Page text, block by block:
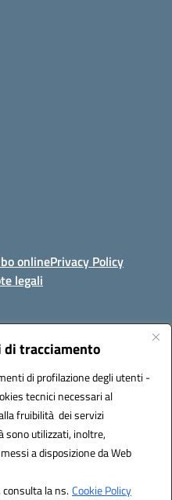
tracciamento
di profilazione degli utenti -
tecnici necessari al
fruibilità dei servizi
sono utilizzati, inoltre,
a disposizione da Web
la ns.Cookie Policy
onlinePrivacy Policy
legali
(CE)
CEIC8AU001@pec.istruzione.it -
3D Solution S.r.l.